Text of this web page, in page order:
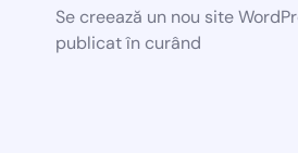
Se creează un nou site
publicat în curând